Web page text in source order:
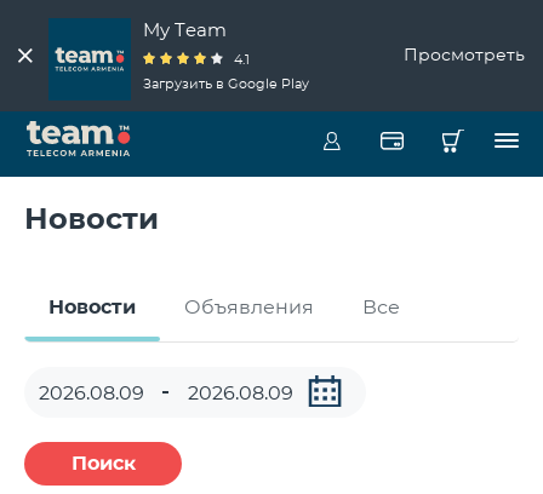
My Team
4.1
Загрузить в Google Play
Просмотреть
Новости
Новости Объявления Все
Поиск